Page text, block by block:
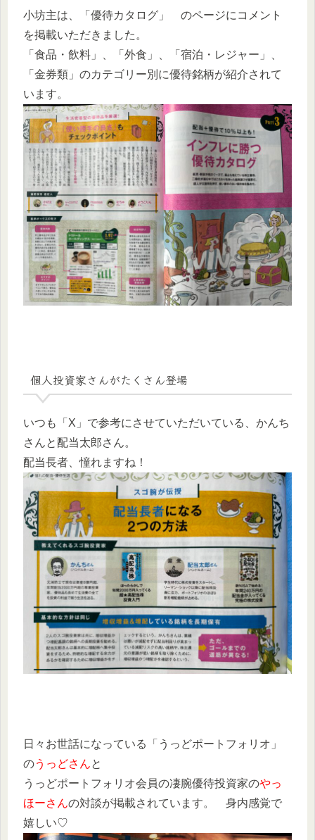
小坊主は、「優待カタログ」 のページにコメント
を掲載いただきました。
「食品・飲料」、「外食」、「宿泊・レジャー」、
「金券類」のカテゴリー別に優待銘柄が紹介されて
います。
個人投資家さんがたくさん登場
いつも「X」で参考にさせていただいている、かんち
さんと配当太郎さん。
配当長者、憧れますね！
日々お世話になっている「うっどポートフォリオ」
のうっどさんと
うっどポートフォリオ会員の凄腕優待投資家のやっ
ほーさんの対談が掲載されています。 身内感覚で
嬉しい♡